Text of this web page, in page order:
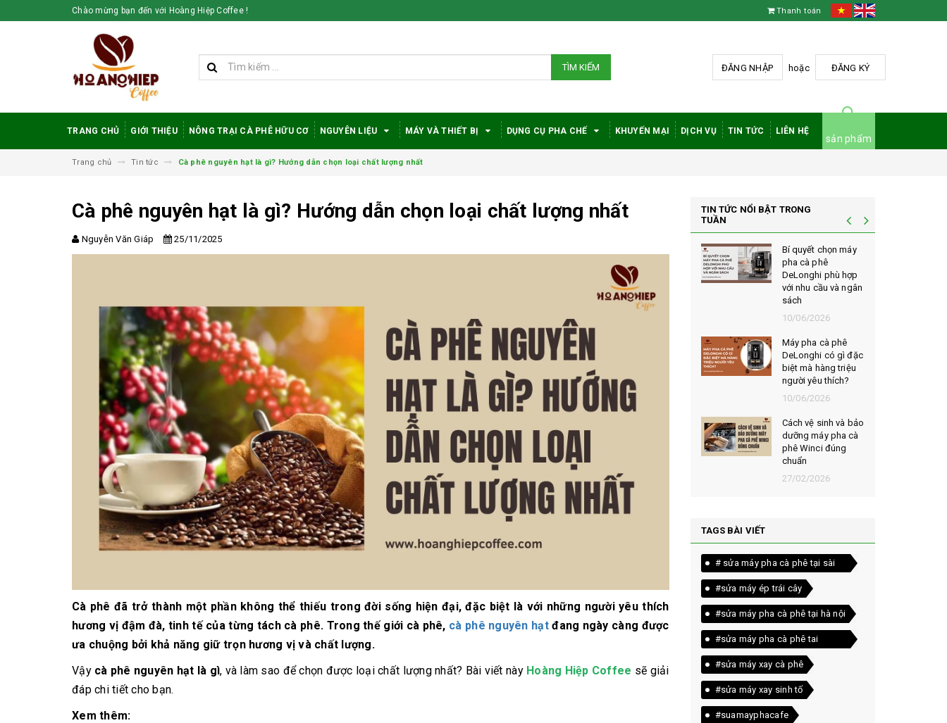
Chào mừng bạn đến với Hoàng Hiệp Coffee ! Thanh toán
TÌM KIẾM ĐĂNG NHẬP hoặc ĐĂNG KÝ
TRANG CHỦ GIỚI THIỆU NÔNG TRẠI CÀ PHÊ HỮU CƠ NGUYÊN LIỆU MÁY VÀ THIẾT BỊ DỤNG CỤ PHA CHẾ KHUYẾN MẠI DỊCH VỤ TIN TỨC LIÊN HỆ
sản phẩm
Trang chủ Tin tức Cà phê nguyên hạt là gì? Hướng dẫn chọn loại chất lượng nhất
Cà phê nguyên hạt là gì? Hướng dẫn chọn loại chất lượng nhất
Nguyễn Văn Giáp 25/11/2025
Cà phê đã trở thành một phần không thể thiếu trong đời sống hiện đại, đặc biệt là với những người yêu thích
hương vị đậm đà, tinh tế của từng tách cà phê. Trong thế giới cà phê, cà phê nguyên hạtđang ngày càng được
ưa chuộng bởi khả năng giữ trọn hương vị và chất lượng.
Vậy cà phê nguyên hạt là gì, và làm sao để chọn được loại chất lượng nhất? Bài viết này Hoàng Hiệp Coffee sẽ giải
đáp chi tiết cho bạn.
Xem thêm:
TIN TỨC NỔI BẬT TRONG
TUẦN
10/06/2026
Bí quyết chọn mua
cà phê hạt rang
mộc thơm ngon,
chuẩn vị
10/06/2026
Những tiêu chí đánh
giá một loại bột cà
phê nguyên chất
ngon
10/06/2026
10/06/2026
Máy pha cà phê
DeLonghi có gì đặc
biệt mà hàng triệu
người yêu thích?
10/06/2026
Cách vệ sinh và bảo
dưỡng máy pha cà
phê Winci đúng
chuẩn
27/02/2026
robusta rang mộc
được đánh giá cao
trong giới sành cà
phê?
chuẩn vị
10/06/2026
10/06/2026
Bí quyết chọn máy
pha cà phê
DeLonghi phù hợp
với nhu cầu và ngân
sách
10/06/2026
Máy pha cà phê
DeLonghi có gì đặc
biệt mà hàng triệu
người yêu thích?
10/06/2026
Cách vệ sinh và bảo
dưỡng máy pha cà
phê Winci đúng
chuẩn
27/02/2026
TAGS BÀI VIẾT
# sửa máy pha cà phê tại sài
gòn
#sửa máy ép trái cây
#sửa máy pha cà phê tại hà nội
#sửa máy pha cà phê tai
quảng trị
#sửa máy xay cà phê
#sửa máy xay sinh tố
#suamayphacafe